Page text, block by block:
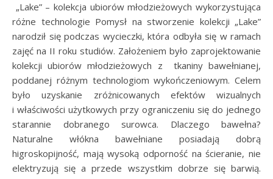
„Lake” – kolekcja ubiorów młodzieżowych wykorzystująca
różne technologie Pomysł na stworzenie kolekcji „Lake”
narodził się podczas wycieczki, która odbyła się w ramach
zajęć na II roku studiów. Założeniem było zaprojektowanie
kolekcji ubiorów młodzieżowych z tkaniny bawełnianej,
poddanej różnym technologiom wykończeniowym. Celem
było uzyskanie zróżnicowanych efektów wizualnych
i właściwości użytkowych przy ograniczeniu się do jednego
starannie dobranego surowca. Dlaczego bawełna?
Naturalne włókna bawełniane posiadają dobrą
higroskopijność, mają wysoką odporność na ścieranie, nie
elektryzują się a przede wszystkim dobrze się barwią.